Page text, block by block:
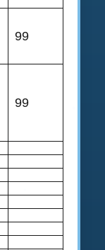
99
99